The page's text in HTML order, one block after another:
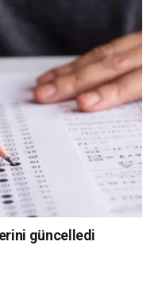
güncelledi